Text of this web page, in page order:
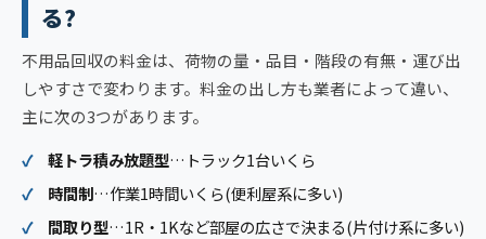
る?
不用品回収の料金は、荷物の量・品目・階段の有無・運び出
しやすさで変わります。料金の出し方も業者によって違い、
主に次の3つがあります。
軽トラ積み放題型…トラック1台いくら
時間制…作業1時間いくら(便利屋系に多い)
間取り型…1R・1Kなど部屋の広さで決まる(片付け系に多い)